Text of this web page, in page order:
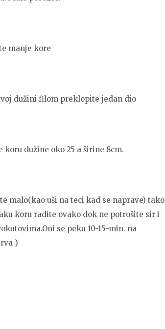
manje kore
dužini filom preklopite jedan dio
dužine oko 25 a širine 8cm.
malo(kao uši na teci kad se naprave) tako
koru radite ovako dok ne potrošite sir i
se peku 10-15-min. na
)